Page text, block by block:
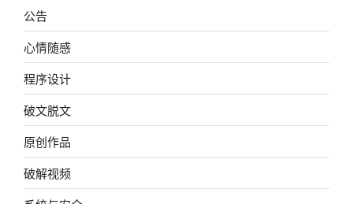
公告
心情随感
程序设计
破文脱文
原创作品
破解视频